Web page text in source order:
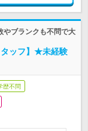
やブランクも不問で大
タッフ】★未経験
歴不問